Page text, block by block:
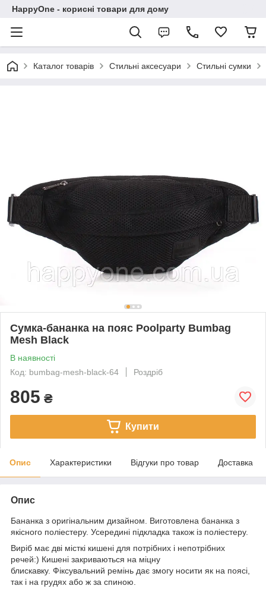
HappyOne - корисні товари для дому
Каталог товарів Стильні аксесуари Стильні сумки
Сумка-бананка на пояс Poolparty Bumbag
Mesh Black
В наявності
Код: bumbag-mesh-black-64
Роздріб
805 ₴
Купити
Опис Характеристики Відгуки про товар Доставка
Опис
Бананка з оригінальним дизайном. Виготовлена бананка з
якісного поліестеру. Усередині підкладка також із поліестеру.
Виріб має дві місткі кишені для потрібних і непотрібних
речей:) Кишені закриваються на міцну
блискавку. Фіксувальний ремінь дає змогу носити як на поясі,
так і на грудях або ж за спиною.